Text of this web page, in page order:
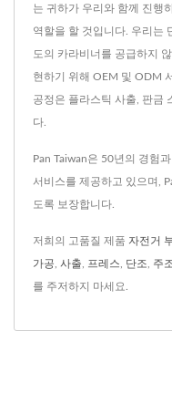
는 귀하가 우리와 함께 진행
역할을 할 것입니다. 우리는
도의 카라비너를 공급하지
현하기 위해 OEM 및 ODM
공정은 플라스틱 사출, 판금
다.
Pan Taiwan은 50년의 경험
서비스를 제공하고 있으며,
도록 보장합니다.
저희의 고품질 제품 자전거
가공 사출 프레스 단조 주
를 주저하지 마세요.